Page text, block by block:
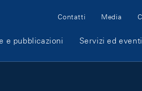
Meta Navigation
Contatti Media
e pubblicazioni Servizi ed eventi